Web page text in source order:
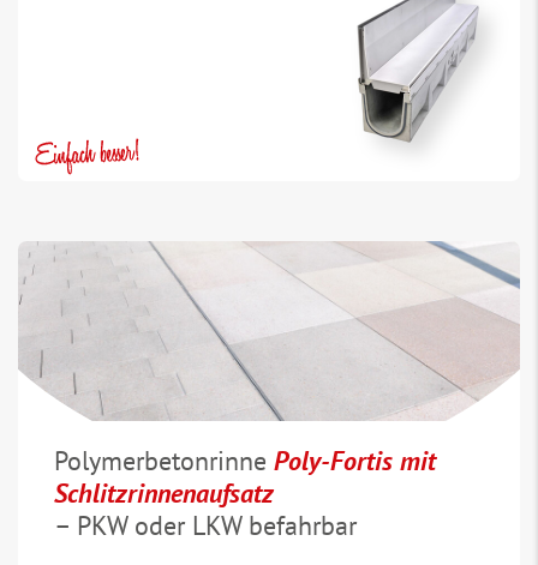
Polymerbetonrinne Poly-Fortis mit
Schlitzrinnenaufsatz
– PKW oder LKW befahrbar